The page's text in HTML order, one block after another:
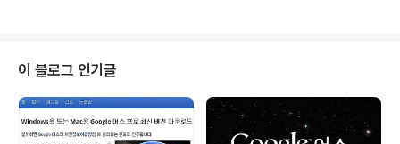
자인은 해변 등 사람들이 활동하는 야외에서의 응급 상황
에 투여될 가능성을 보여줍니다. 물론, 상기 컨셉디자인 이
미지는 수륙 양용이라고는 하지만 주로 해변에서의 용도를
고려한 것으로 보입니다. 이미지 출처: yankodesign.co
m / Designer: Sarsenbek Hazken 디자인에 설명되
이 블로그 인기글